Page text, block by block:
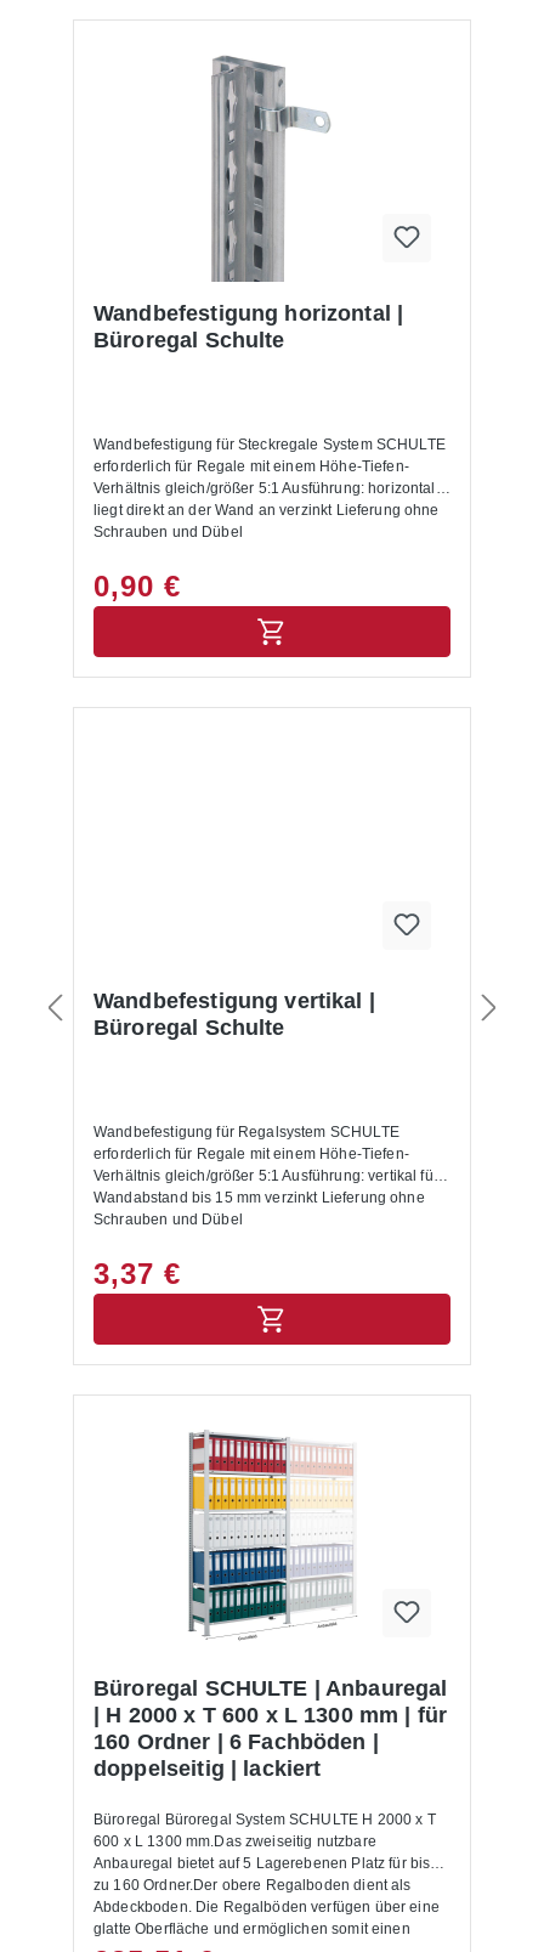
Wandbefestigung horizontal |
Büroregal Schulte
Wandbefestigung für Steckregale System SCHULTE
erforderlich für Regale mit einem Höhe-Tiefen-
Verhältnis gleich/größer 5:1 Ausführung: horizontal,
liegt direkt an der Wand an verzinkt Lieferung ohne
Schrauben und Dübel
0,90 €
Wandbefestigung vertikal |
Büroregal Schulte
Wandbefestigung für Regalsystem SCHULTE
erforderlich für Regale mit einem Höhe-Tiefen-
Verhältnis gleich/größer 5:1 Ausführung: vertikal für
Wandabstand bis 15 mm verzinkt Lieferung ohne
Schrauben und Dübel
3,37 €
Büroregal SCHULTE | Anbauregal
| H 2000 x T 600 x L 1300 mm | für
160 Ordner | 6 Fachböden |
doppelseitig | lackiert
Büroregal Büroregal System SCHULTE H 2000 x T
600 x L 1300 mm.Das zweiseitig nutzbare
Anbauregal bietet auf 5 Lagerebenen Platz für bis
zu 160 Ordner.Der obere Regalboden dient als
Abdeckboden. Die Regalböden verfügen über eine
glatte Oberfläche und ermöglichen somit einen